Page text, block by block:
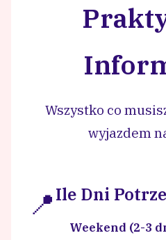
Wszystko co
wyjazdem
📍Ile Dni
Weekend (2-3